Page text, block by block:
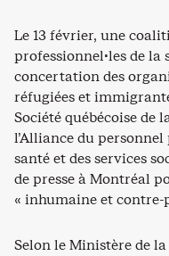
Le 13 février, une
professionnel·les de
concertation des
réfugiées et
Société québécoise de
l’Alliance du
santé et des services
de presse à Montréal
« inhumaine et contre-
Selon le Ministère de